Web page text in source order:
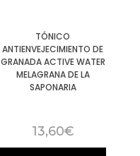
TÓNICO
ANTIENVEJECIMIENTO DE
GRANADA ACTIVE WATER
MELAGRANA DE LA
SAPONARIA
13,60€